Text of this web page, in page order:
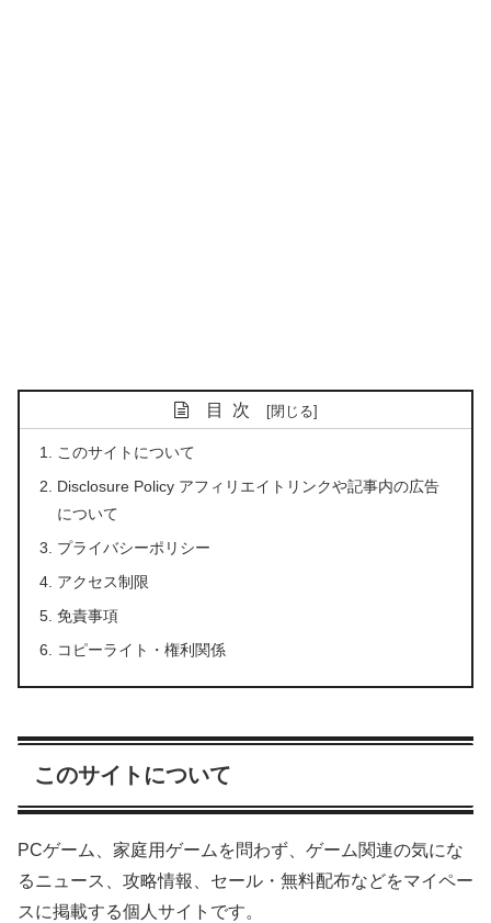
目次
このサイトについて
Disclosure Policy アフィリエイトリンクや記事内の広告
について
プライバシーポリシー
アクセス制限
免責事項
コピーライト・権利関係
このサイトについて
PCゲーム、家庭用ゲームを問わず、ゲーム関連の気にな
るニュース、攻略情報、セール・無料配布などをマイペー
スに掲載する個人サイトです。